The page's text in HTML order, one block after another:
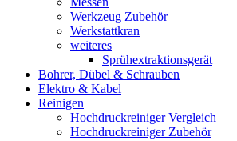
Werkzeug Zubehör
Werkstattkran
weiteres
Sprühextraktionsgerät
Bohrer, Dübel & Schrauben
Elektro & Kabel
Reinigen
Hochdruckreiniger Vergleich
Hochdruckreiniger Zubehör